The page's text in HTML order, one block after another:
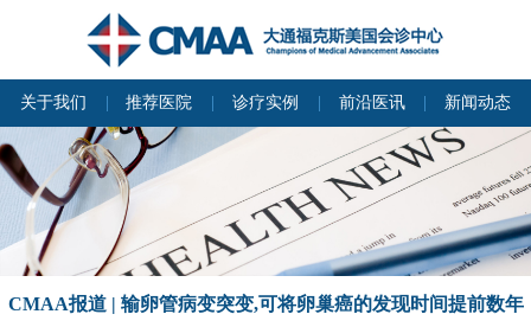
关于我们 推荐医院 诊疗实例 前沿医讯 新闻动态
CMAA报道 | 输卵管病变突变,可将卵巢癌的发现时间提前数年